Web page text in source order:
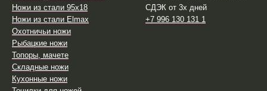
Ножи из стали 95х18
Ножи из стали Elmax
Охотничьи ножи
Рыбацкие ножи
Топоры, мачете
Складные ножи
Кухонные ножи
СДЭК от 3х дней
+7 996 130 131 1